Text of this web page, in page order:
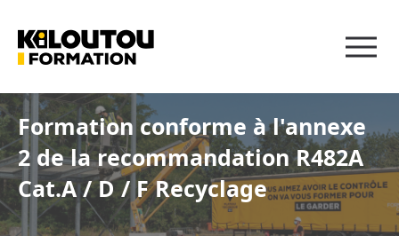
Formation conforme à l'annexe
2 de la recommandation R482A
Cat.A / D / F Recyclage